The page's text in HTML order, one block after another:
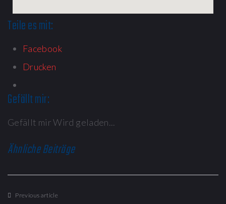
Teile es mit:
Facebook
Drucken
Gefällt mir:
Gefällt mirWird geladen...
Ähnliche Beiträge
Previous article